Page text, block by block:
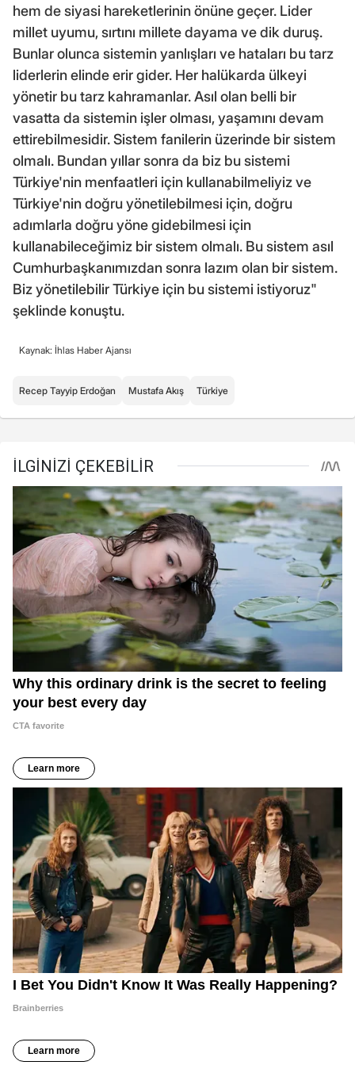
hem de siyasi hareketlerinin önüne geçer. Lider
millet uyumu, sırtını millete dayama ve dik duruş.
Bunlar olunca sistemin yanlışları ve hataları bu tarz
liderlerin elinde erir gider. Her halükarda ülkeyi
yönetir bu tarz kahramanlar. Asıl olan belli bir
vasatta da sistemin işler olması, yaşamını devam
ettirebilmesidir. Sistem fanilerin üzerinde bir sistem
olmalı. Bundan yıllar sonra da biz bu sistemi
Türkiye'nin menfaatleri için kullanabilmeliyiz ve
Türkiye'nin doğru yönetilebilmesi için, doğru
adımlarla doğru yöne gidebilmesi için
kullanabileceğimiz bir sistem olmalı. Bu sistem asıl
Cumhurbaşkanımızdan sonra lazım olan bir sistem.
Biz yönetilebilir Türkiye için bu sistemi istiyoruz"
şeklinde konuştu.
Kaynak: İhlas Haber Ajansı
Recep Tayyip Erdoğan Mustafa Akış Türkiye